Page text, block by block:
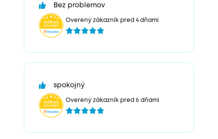
Bez problemov
Overený zákazník pred 4 dňami
spokojný
Overený zákazník pred 6 dňami